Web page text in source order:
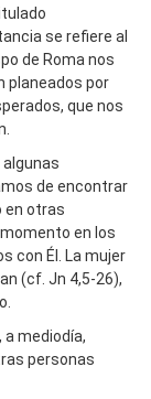
se refiere al
de Roma nos
planeados por
que nos
algunas
de encontrar
en otras
en los
con Él. La mujer
(cf. Jn 4,5-26),
a mediodía,
personas